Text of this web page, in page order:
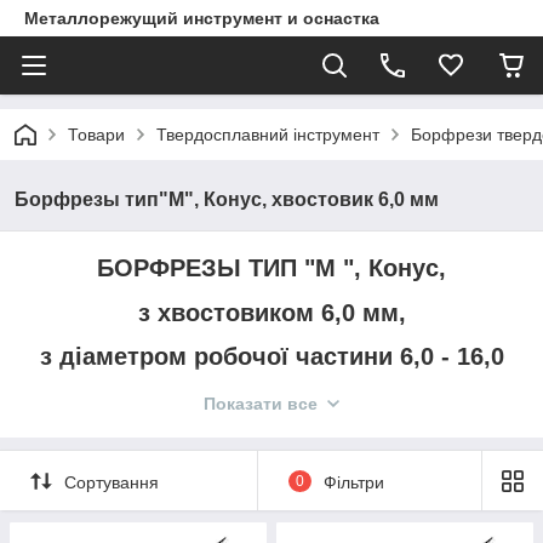
Металлорежущий инструмент и оснастка
Товари Твердосплавний інструмент Борфрези
Борфрезы тип"М", Конус, хвостовик 6,0 мм
БОРФРЕЗЫ ТИП "М ", Конус,
з хвостовиком 6,0 мм,
з діаметром робочої частини 6,0 - 16,0
інструмент для
Показати все
Сортування 0 Фільтри